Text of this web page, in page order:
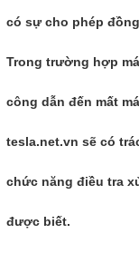
có sự cho phép
Trong trường hợp
công dẫn đến mất
tesla.net.vn sẽ có
chức năng điều tra
được biết.